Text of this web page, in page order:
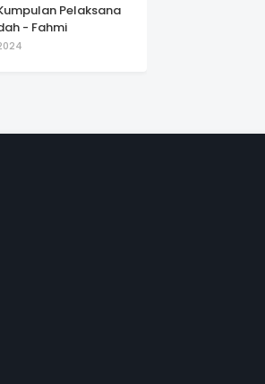
Pelaksana
- Fahmi